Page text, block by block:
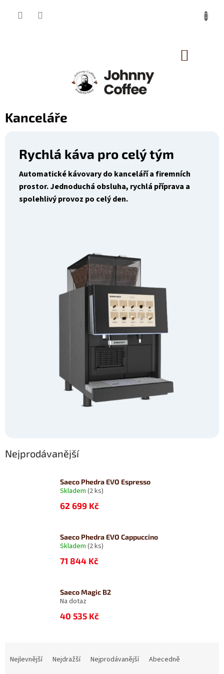
Kanceláře
Rychlá káva pro celý tým
Automatické kávovary do kanceláří a firemních
prostor. Jednoduchá obsluha, rychlá příprava a
spolehlivý provoz po celý den.
Nejprodávanější
Saeco Phedra EVO Espresso
Skladem (2 ks)
62 699 Kč
Saeco Phedra EVO Cappuccino
Skladem (2 ks)
71 844 Kč
Saeco Magic B2
Na dotaz
40 535 Kč
Nejlevnější Nejdražší Nejprodávanější Abecedně